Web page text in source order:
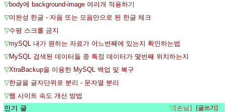
▽body에 background-image 여러개 적용하기
▽미완성 한글 - 자음 또는 모음만으로 된 한글 체크
▽수평 스크롤 금지
▽mySQL 내가 원하는 자료가 어느번째에 있는지 확인하는법
▽MySQL 검색된 데이터들 중 특정 데이터가 몇번째 위치하는지
▽XtraBackup을 이용한 MySQL 백업 및 복구
▽한글을 글자단위로 분리 - 문자열 분리
▽웹 사이트 속도 개선 방법
인기 글
▽[손님]